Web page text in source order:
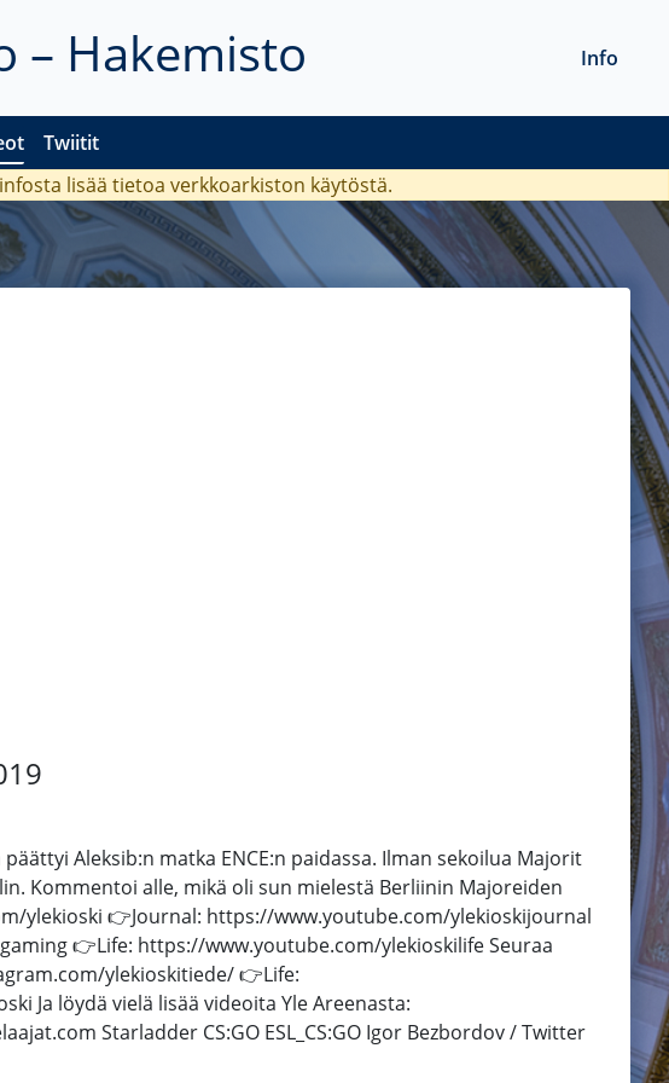
– Hakemisto
Twiitit
Info
infosta lisää tietoa verkkoarkiston käytöstä.
Aleksib:n matka ENCE:n paidassa. Ilman sekoilua Majorit
Kommentoi alle, mikä oli sun mielestä Berliinin Majoreiden
ylekioski 👉Journal: https://www.youtube.com/ylekioskijournal
👉Life: https://www.youtube.com/ylekioskilife Seuraa
ylekioskitiede/ 👉Life:
Ja löydä vielä lisää videoita Yle Areenasta:
Starladder CS:GO ESL_CS:GO Igor Bezbordov / Twitter